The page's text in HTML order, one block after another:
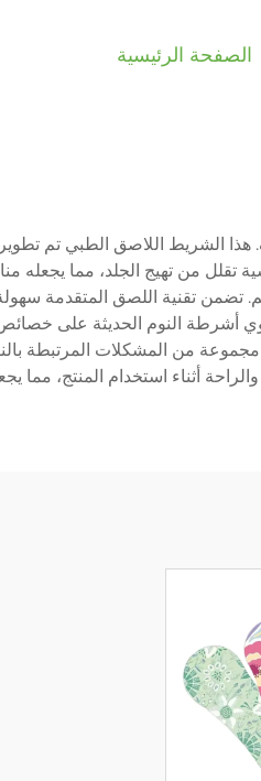
الصفحة الرئيسية
هذا الشريط اللاصق الطبي تم
من تهيج الجلد، مما يجعله
تقنية اللصق المتقدمة سهولة
أشرطة النوم الحديثة على
مجموعة من المشكلات المرتبطة
أثناء استخدام المنتج، مما